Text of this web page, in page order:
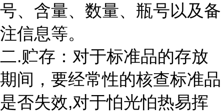
号、含量、数量、瓶号以及备
注信息等。
二.贮存：对于标准品的存放
期间，要经常性的核查标准品
是否失效,对于怕光怕热易挥